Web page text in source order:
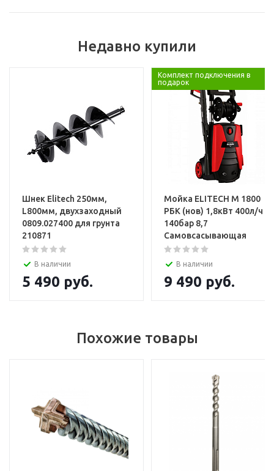
Базовая единица
Услуги
Недавно купили
Шнек Elitech 250мм,
L800мм, двухзаходный
0809.027400 для грунта
210871
В наличии
5 490 руб.
Комплект подключения в
подарок
Мойка ELITECH М 1800
РБК (нов) 1,8кВт 400л/ч
140бар 8,7
Самовсасывающая
В наличии
9 490 руб.
Похожие товары